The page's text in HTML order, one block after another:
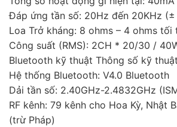
Đáp ứng tần số: 20Hz đến 20KHz (±
Loa Trở kháng: 8 ohms – 4 ohms tối
Công suất (RMS): 2CH * 20/30 /
Bluetooth kỹ thuật Thông số kỹ
Hệ thống Bluetooth: V4.0 Bluetooth
Dải tần số: 2.40GHz-2.4832GHz
RF kênh: 79 kênh cho Hoa Kỳ, Nhật
(trừ Pháp)